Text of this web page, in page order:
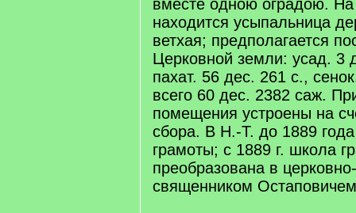
вместе одною оградою.
находится усыпальница
ветхая; предполагается
Церковной земли: усад. 3
пахат. 56 дес. 261 с.,
всего 60 дес. 2382 саж.
помещения устроены на
сбора. В Н.-Т. до 1889
грамоты; с 1889 г. школа
преобразована в
священником